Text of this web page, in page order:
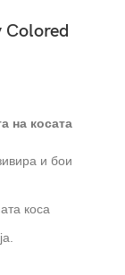
Colored
на косата
и бои
коса